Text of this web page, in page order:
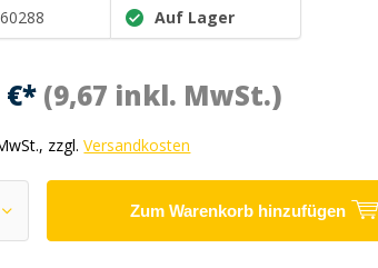
60288 Auf Lager
€* (9,67 inkl. MwSt.)
zzgl.Versandkosten
Zum Warenkorb hinzufügen